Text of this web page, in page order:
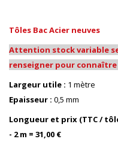
Tôles Bac Acier neuves
Attention stock variable
renseigner pour connaître
Largeur utile : 1 mètre
Epaisseur : 0,5 mm
Longueur et prix (TTC /
- 2 m = 31,00 €